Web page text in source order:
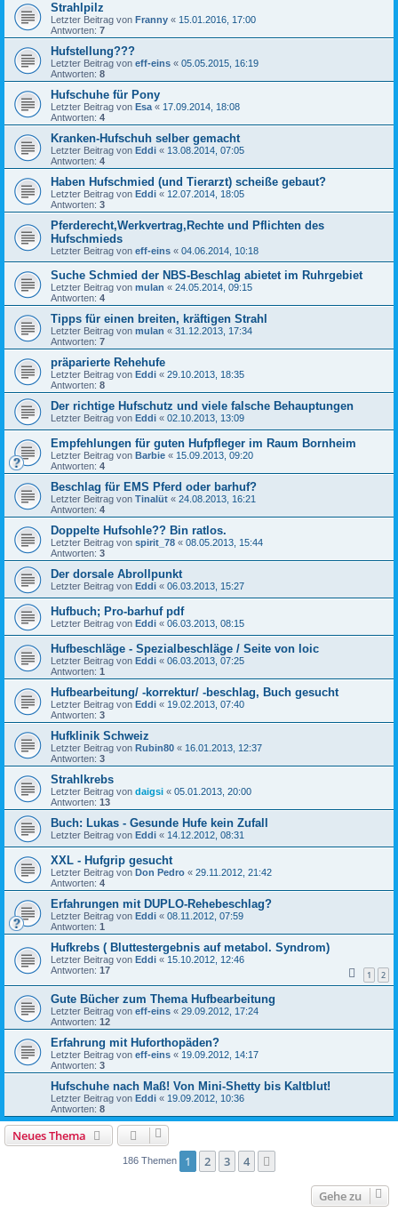
Strahlpilz
Letzter Beitrag von Franny « 15.01.2016, 17:00
Antworten: 7
Hufstellung???
Letzter Beitrag von eff-eins « 05.05.2015, 16:19
Antworten: 8
Hufschuhe für Pony
Letzter Beitrag von Esa « 17.09.2014, 18:08
Antworten: 4
Kranken-Hufschuh selber gemacht
Letzter Beitrag von Eddi « 13.08.2014, 07:05
Antworten: 4
Haben Hufschmied (und Tierarzt) scheiße gebaut?
Letzter Beitrag von Eddi « 12.07.2014, 18:05
Antworten: 3
Pferderecht,Werkvertrag,Rechte und Pflichten des
Hufschmieds
Letzter Beitrag von eff-eins « 04.06.2014, 10:18
Suche Schmied der NBS-Beschlag abietet im Ruhrgebiet
Letzter Beitrag von mulan « 24.05.2014, 09:15
Antworten: 4
Tipps für einen breiten, kräftigen Strahl
Letzter Beitrag von mulan « 31.12.2013, 17:34
Antworten: 7
präparierte Rehehufe
Letzter Beitrag von Eddi « 29.10.2013, 18:35
Antworten: 8
Der richtige Hufschutz und viele falsche Behauptungen
Letzter Beitrag von Eddi « 02.10.2013, 13:09
Empfehlungen für guten Hufpfleger im Raum Bornheim
Letzter Beitrag von Barbie « 15.09.2013, 09:20
Antworten: 4
Beschlag für EMS Pferd oder barhuf?
Letzter Beitrag von Tinalüt « 24.08.2013, 16:21
Antworten: 4
Doppelte Hufsohle?? Bin ratlos.
Letzter Beitrag von spirit_78 « 08.05.2013, 15:44
Antworten: 3
Der dorsale Abrollpunkt
Letzter Beitrag von Eddi « 06.03.2013, 15:27
Hufbuch; Pro-barhuf pdf
Letzter Beitrag von Eddi « 06.03.2013, 08:15
Hufbeschläge - Spezialbeschläge / Seite von loic
Letzter Beitrag von Eddi « 06.03.2013, 07:25
Antworten: 1
Hufbearbeitung/ -korrektur/ -beschlag, Buch gesucht
Letzter Beitrag von Eddi « 19.02.2013, 07:40
Antworten: 3
Hufklinik Schweiz
Letzter Beitrag von Rubin80 « 16.01.2013, 12:37
Antworten: 3
Strahlkrebs
Letzter Beitrag von daigsi « 05.01.2013, 20:00
Antworten: 13
Buch: Lukas - Gesunde Hufe kein Zufall
Letzter Beitrag von Eddi « 14.12.2012, 08:31
XXL - Hufgrip gesucht
Letzter Beitrag von Don Pedro « 29.11.2012, 21:42
Antworten: 4
Erfahrungen mit DUPLO-Rehebeschlag?
Letzter Beitrag von Eddi « 08.11.2012, 07:59
Antworten: 1
Hufkrebs ( Bluttestergebnis auf metabol. Syndrom)
Letzter Beitrag von Eddi « 15.10.2012, 12:46
Antworten: 17 1 2
Gute Bücher zum Thema Hufbearbeitung
Letzter Beitrag von eff-eins « 29.09.2012, 17:24
Antworten: 12
Erfahrung mit Huforthopäden?
Letzter Beitrag von eff-eins « 19.09.2012, 14:17
Antworten: 3
Hufschuhe nach Maß! Von Mini-Shetty bis Kaltblut!
Letzter Beitrag von Eddi « 19.09.2012, 10:36
Antworten: 8
Neues Thema
186 Themen 1 2 3 4
Gehe zu